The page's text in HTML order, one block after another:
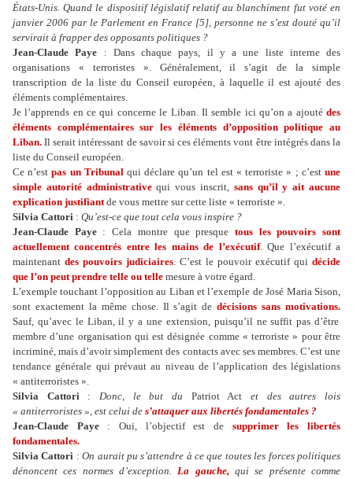
États-Unis. Quand le dispositif législatif relatif au blanchiment fut voté en
janvier 2006 par le Parlement en France [5], personne ne s’est douté qu’il
servirait à frapper des opposants politiques ?
Jean-Claude Paye : Dans chaque pays, il y a une liste interne des
organisations « terroristes ». Généralement, il s’agit de la simple
transcription de la liste du Conseil européen, à laquelle il est ajouté des
éléments complémentaires.
Je l’apprends en ce qui concerne le Liban. Il semble ici qu’on a ajoutédes
éléments complémentaires sur les éléments d’opposition politique au
Liban.Il serait intéressant de savoir si ces éléments vont être intégrés dans la
liste du Conseil européen.
Ce n’estpas un Tribunalqui déclare qu’un tel est « terroriste » ; c’estune
simple autorité administrativequi vous inscrit, sans qu’il y ait aucune
explication justifiantde vous mettre sur cette liste « terroriste ».
Silvia Cattori : Qu’est-ce que tout cela vous inspire ?
Jean-Claude Paye: Cela montre que presque tous les pouvoirs sont
actuellement concentrés entre les mains de l’exécutif. Que l’exécutif a
maintenant des pouvoirs judiciaires. C’est le pouvoir exécutif qui décide
que l’on peut prendre telle ou telle mesure à votre égard.
L’exemple touchant l’opposition au Liban et l’exemple de José Maria Sison,
sont exactement la même chose. Il s’agit de décisions sans motivations.
Sauf, qu’avec le Liban, il y a une extension, puisqu’il ne suffit pas d’être
membre d’une organisation qui est désignée comme « terroriste » pour être
incriminé, mais d’avoir simplement des contacts avec ses membres. C’est une
tendance générale qui prévaut au niveau de l’application des législations
« antiterroristes ».
Silvia Cattori:Donc, le but du Patriot Actet des autres lois
« antiterroristes », est celui de s’attaquer aux libertés fondamentales ?
Jean-Claude Paye: Oui, l’objectif est de supprimer les libertés
fondamentales.
Silvia Cattori :On aurait pu s’attendre à ce que toutes les forces politiques
dénoncent ces normes d’exception.La gauche,qui se présente comme